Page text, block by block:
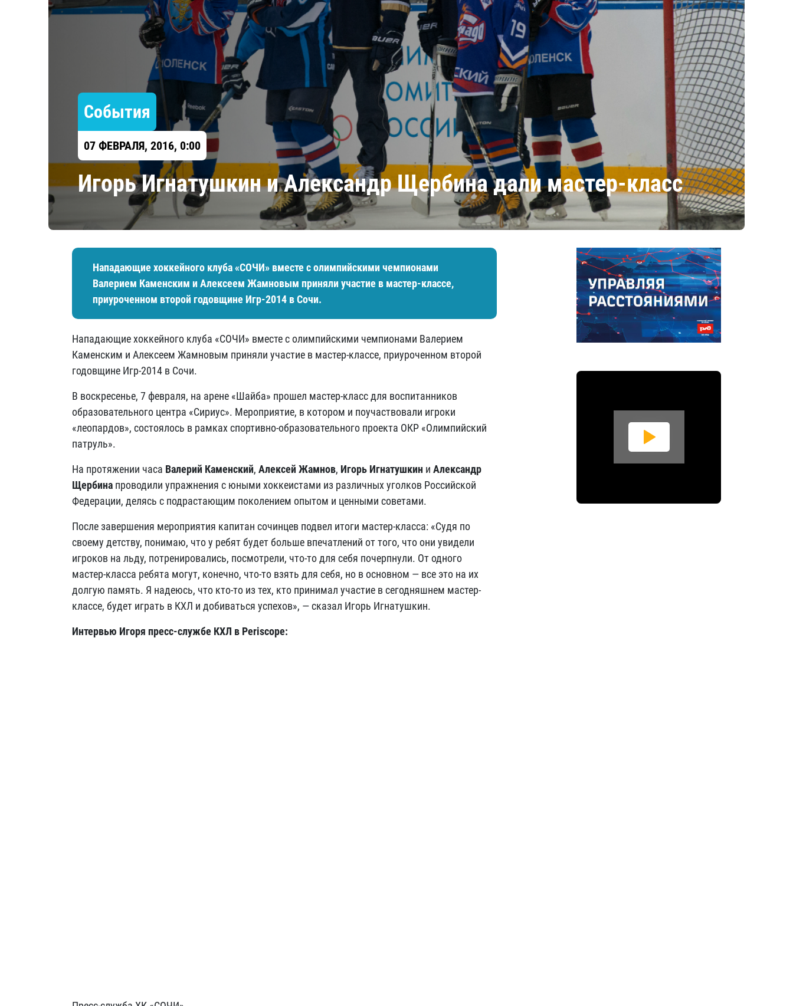
Локомотив
Северсталь
ЦСКА
Шанхайские Драконы
Амур
Барыс
Салават Юлаев
Сибирь
События
07 ФЕВРАЛЯ, 2016, 0:00
Игорь Игнатушкин и Александр Щербина дали мастер-класс
Нападающие хоккейного клуба «СОЧИ» вместе с олимпийскими чемпионами
Валерием Каменским и Алексеем Жамновым приняли участие в мастер-классе,
приуроченном второй годовщине Игр-2014 в Сочи.
Нападающие хоккейного клуба «СОЧИ» вместе с олимпийскими чемпионами Валерием
Каменским и Алексеем Жамновым приняли участие в мастер-классе, приуроченном второй
годовщине Игр-2014 в Сочи.
В воскресенье, 7 февраля, на арене «Шайба» прошел мастер-класс для воспитанников
образовательного центра «Сириус». Мероприятие, в котором и поучаствовали игроки
«леопардов», состоялось в рамках спортивно-образовательного проекта ОКР «Олимпийский
патруль».
На протяжении часа Валерий Каменский, Алексей Жамнов, Игорь Игнатушкин и Александр
Щербина проводили упражнения с юными хоккеистами из различных уголков Российской
Федерации, делясь с подрастающим поколением опытом и ценными советами.
После завершения мероприятия капитан сочинцев подвел итоги мастер-класса: «Судя по
своему детству, понимаю, что у ребят будет больше впечатлений от того, что они увидели
игроков на льду, потренировались, посмотрели, что-то для себя почерпнули. От одного
мастер-класса ребята могут, конечно, что-то взять для себя, но в основном — все это на их
долгую память. Я надеюсь, что кто-то из тех, кто принимал участие в сегодняшнем мастер-
классе, будет играть в КХЛ и добиваться успехов», — сказал Игорь Игнатушкин.
Интервью Игоря пресс-службе КХЛ в Periscope: